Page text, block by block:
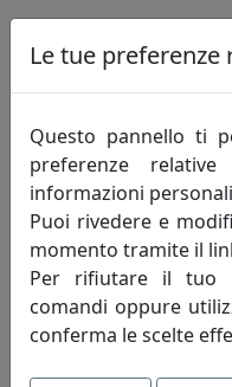
Informazioni sul
i principi
spirito
mercato, opera
miglioramento degli
offerto al fine di
ogni cliente.
livello di conoscenza
Le tue preferenze
Questo pannello ti
preferenze
informazioni
Puoi rivedere e
momento tramite il
Per rifiutare il tuo
comandi oppure
conferma le scelte